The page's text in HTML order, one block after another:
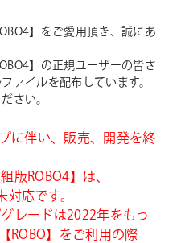
】をご愛用頂き、誠にあ
】の正規ユーザーの皆さ
ァイルを配布しています。
さい。
に伴い、販売、開発を終
版ROBO4】は、
応です。
レードは2022年をもっ
ROBO】をご利用の際